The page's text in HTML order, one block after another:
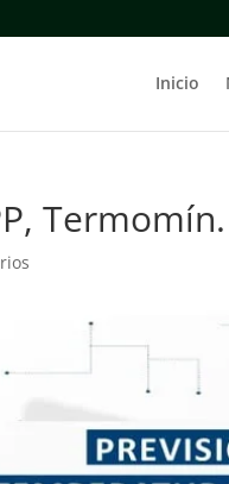
Inicio
Termomín.